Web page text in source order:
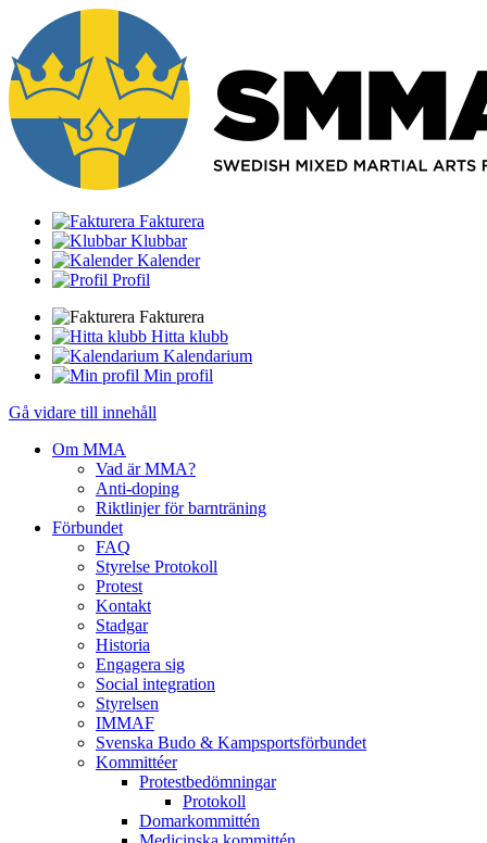
Fakturera
Klubbar
Kalender
Profil
Fakturera
Hitta klubb
Kalendarium
Min profil
Gå vidare till innehåll
Om MMA
Vad är MMA?
Anti-doping
Riktlinjer för barnträning
Förbundet
FAQ
Styrelse Protokoll
Protest
Kontakt
Stadgar
Historia
Engagera sig
Social integration
Styrelsen
IMMAF
Svenska Budo & Kampsportsförbundet
Kommittéer
Protestbedömningar
Protokoll
Domarkommittén